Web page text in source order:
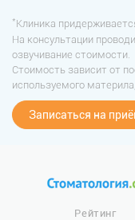
*Клиника
На консультации
озвучивание стоимости.
Стоимость зависит от
используемого
Записаться на
Рейтинг